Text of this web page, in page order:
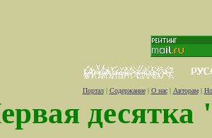
Портал| Содержание| О нас| Авторам|
десятка